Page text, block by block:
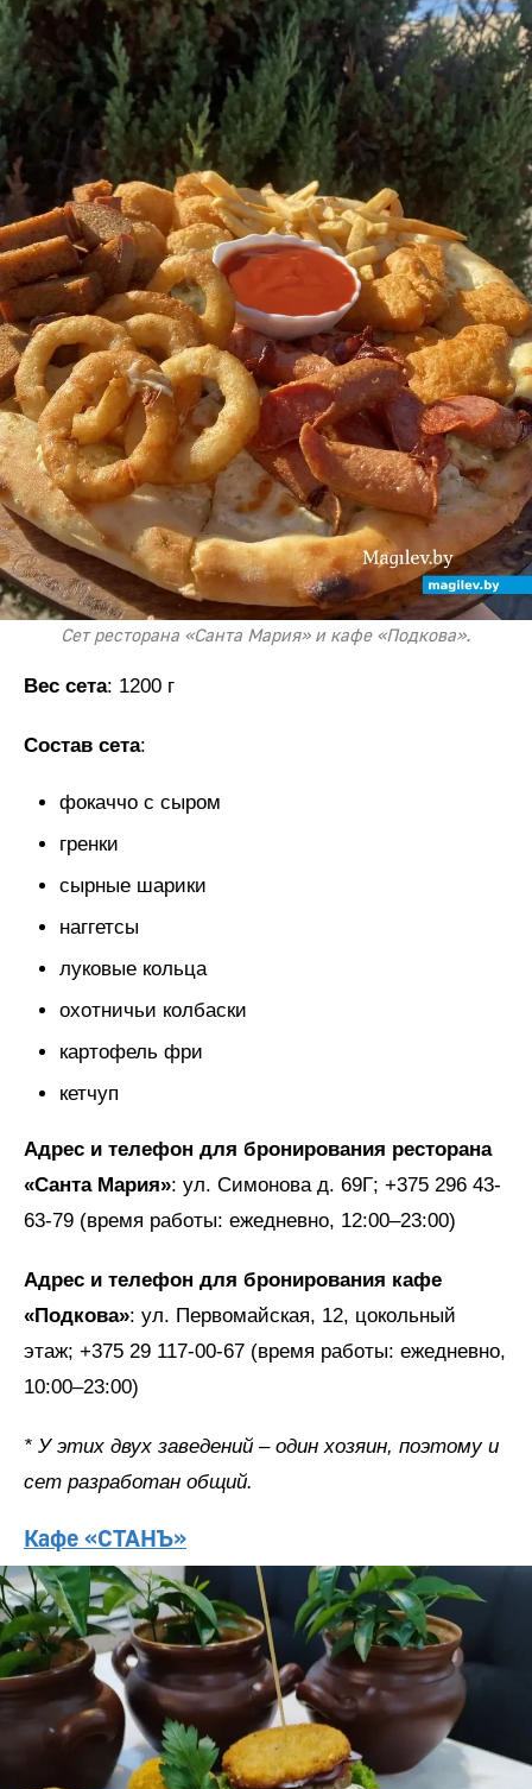
Сет ресторана «Санта Мария» и кафе «Подкова».
Вес сета: 1200 г
Состав сета:
фокаччо с сыром
гренки
сырные шарики
наггетсы
луковые кольца
охотничьи колбаски
картофель фри
кетчуп
Адрес и телефон для бронирования ресторана
«Санта Мария»: ул. Симонова д. 69Г; +375 296 43-
63-79 (время работы: ежедневно, 12:00–23:00)
Адрес и телефон для бронирования кафе
«Подкова»: ул. Первомайская, 12, цокольный
этаж; +375 29 117-00-67 (время работы: ежедневно,
10:00–23:00)
* У этих двух заведений – один хозяин, поэтому и
сет разработан общий.
Кафе «СТАНЪ»